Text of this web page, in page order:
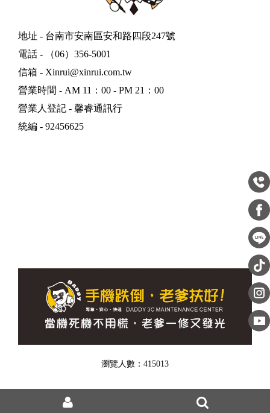
地址 - 台南市安南區安和路四段247號
電話 - （06）356-5001
信箱 - Xinrui@xinrui.com.tw
營業時間 - AM 11：00 - PM 21：00
營業人登記 - 馨睿通訊行
統編 - 92456625
瀏覽人數：415013